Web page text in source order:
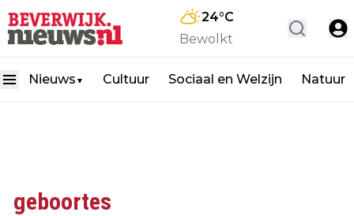
24°C
Bewolkt
Nieuws ▼ Cultuur Sociaal en Welzijn Natuur
geboortes